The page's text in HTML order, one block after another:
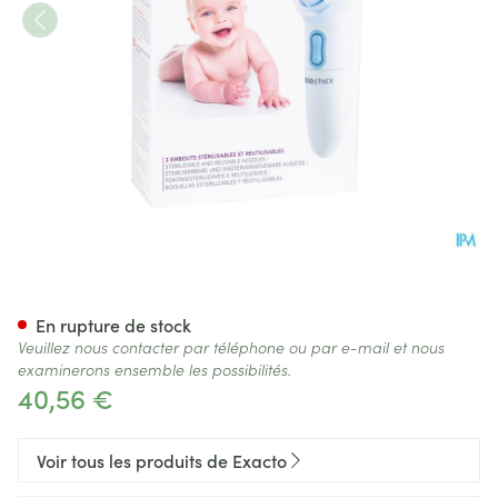
40,56 €
En rupture de stock
Veuillez nous contacter par téléphone ou par e-mail et nous
examinerons ensemble les possibilités.
Voir tous les produits de Exacto